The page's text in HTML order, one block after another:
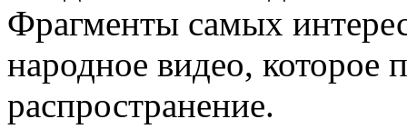
Фрагменты самых
народное видео, которое
распространение.